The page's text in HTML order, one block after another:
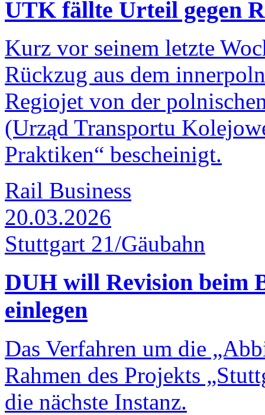
UTK fällte Urteil gegen
Kurz vor seinem letzte
Rückzug aus dem
Regiojet von der
(Urząd Transportu
Praktiken“ bescheinigt.
Rail Business
20.03.2026
Stuttgart 21/Gäubahn
DUH will Revision beim
einlegen
Das Verfahren um die
Rahmen des Projekts
die nächste Instanz.